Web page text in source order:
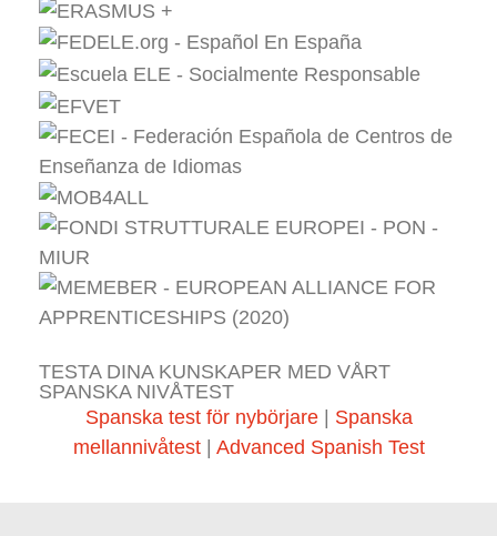
TESTA DINA KUNSKAPER MED VÅRT
SPANSKA NIVÅTEST
Spanska test för nybörjare| Spanska
mellannivåtest| Advanced Spanish Test